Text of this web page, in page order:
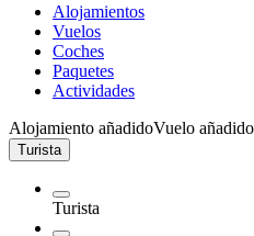
Alojamientos
Vuelos
Coches
Paquetes
Actividades
Alojamiento añadidoVuelo añadido
Turista
Turista